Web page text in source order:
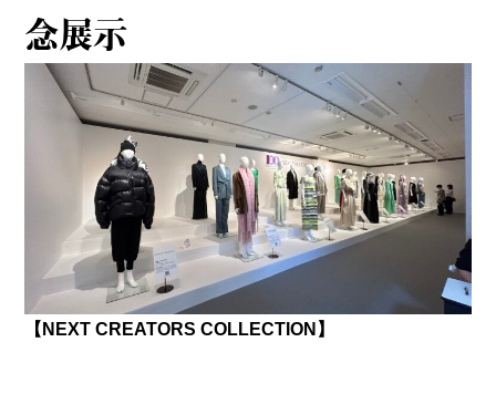
念展示
【NEXT CREATORS COLLECTION】